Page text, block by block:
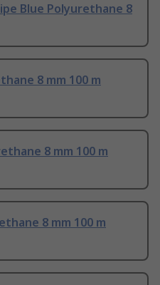
Blue Polyurethane 8
8 mm 100 m
8 mm 100 m
8 mm 100 m